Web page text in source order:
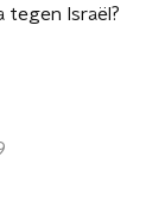
tegen Israël?